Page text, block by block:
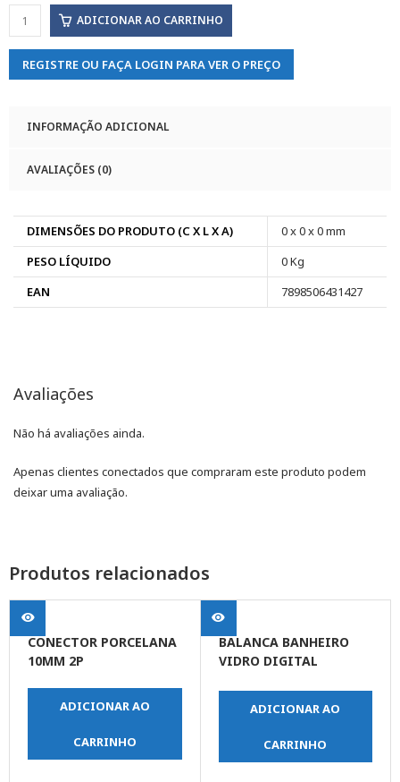
ADICIONAR AO CARRINHO
REGISTRE OU FAÇA LOGIN PARA VER O PREÇO
INFORMAÇÃO ADICIONAL
AVALIAÇÕES (0)
DIMENSÕES DO PRODUTO (C X L X A)
0 x 0 x 0 mm
PESO LÍQUIDO
0 Kg
EAN
7898506431427
Avaliações
Não há avaliações ainda.
Apenas clientes conectados que compraram este produto podem
deixar uma avaliação.
Produtos relacionados
CONECTOR PORCELANA
10MM 2P
ADICIONAR AO
CARRINHO
BALANCA BANHEIRO
VIDRO DIGITAL
ADICIONAR AO
CARRINHO